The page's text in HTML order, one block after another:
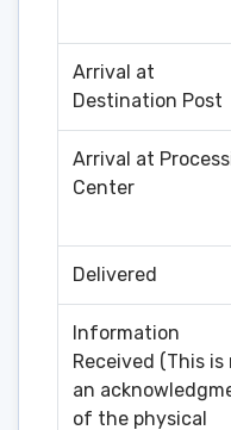
Arrival at
Destination Post
Arrival at
Center
Delivered
Information
Received (This is
an
of the physical